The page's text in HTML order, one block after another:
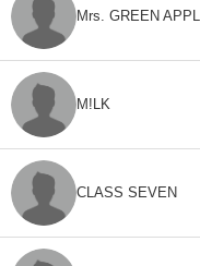
Mrs. GREEN
M!LK
CLASS SEVEN